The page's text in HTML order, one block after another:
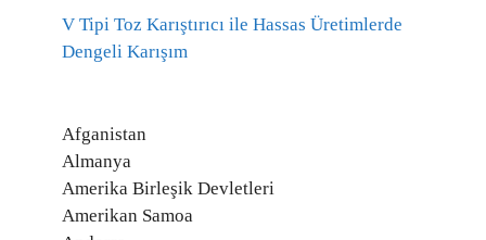
V Tipi Toz Karıştırıcı ile Hassas Üretimlerde
Dengeli Karışım
Afganistan
Almanya
Amerika Birleşik Devletleri
Amerikan Samoa